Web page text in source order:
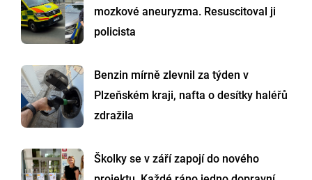
mozkové aneuryzma. Resuscitoval ji
policista
Benzin mírně zlevnil za týden v
Plzeňském kraji, nafta o desítky haléřů
zdražila
Školky se v září zapojí do nového